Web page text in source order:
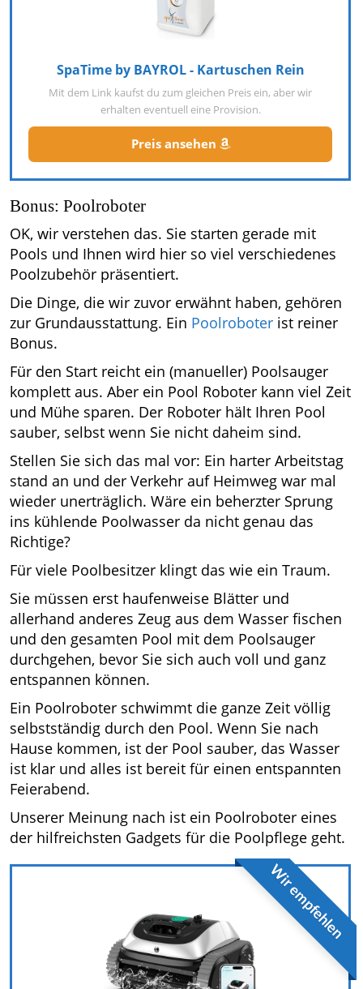
SpaTime by BAYROL - Kartuschen Rein
Mit dem Link kaufst du zum gleichen Preis ein, aber wir
erhalten eventuell eine Provision.
Preis ansehen
Bonus: Poolroboter
OK, wir verstehen das. Sie starten gerade mit
Pools und Ihnen wird hier so viel verschiedenes
Poolzubehör präsentiert.
Die Dinge, die wir zuvor erwähnt haben, gehören
zur Grundausstattung. Ein Poolroboter ist reiner
Bonus.
Für den Start reicht ein (manueller) Poolsauger
komplett aus. Aber ein Pool Roboter kann viel Zeit
und Mühe sparen. Der Roboter hält Ihren Pool
sauber, selbst wenn Sie nicht daheim sind.
Stellen Sie sich das mal vor: Ein harter Arbeitstag
stand an und der Verkehr auf Heimweg war mal
wieder unerträglich. Wäre ein beherzter Sprung
ins kühlende Poolwasser da nicht genau das
Richtige?
Für viele Poolbesitzer klingt das wie ein Traum.
Sie müssen erst haufenweise Blätter und
allerhand anderes Zeug aus dem Wasser fischen
und den gesamten Pool mit dem Poolsauger
durchgehen, bevor Sie sich auch voll und ganz
entspannen können.
Ein Poolroboter schwimmt die ganze Zeit völlig
selbstständig durch den Pool. Wenn Sie nach
Hause kommen, ist der Pool sauber, das Wasser
ist klar und alles ist bereit für einen entspannten
Feierabend.
Unserer Meinung nach ist ein Poolroboter eines
der hilfreichsten Gadgets für die Poolpflege geht.
Wir empfehlen